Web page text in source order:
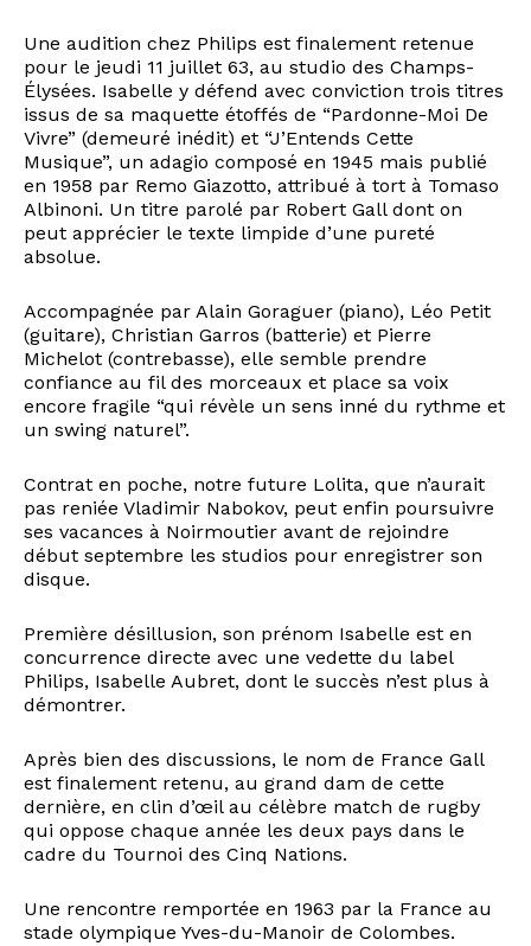
Une audition chez Philips est finalement retenue
pour le jeudi 11 juillet 63, au studio des Champs-
Élysées. Isabelle y défend avec conviction trois titres
issus de sa maquette étoffés de “Pardonne-Moi De
Vivre” (demeuré inédit) et “J’Entends Cette
Musique”, un adagio composé en 1945 mais publié
en 1958 par Remo Giazotto, attribué à tort à Tomaso
Albinoni. Un titre parolé par Robert Gall dont on
peut apprécier le texte limpide d’une pureté
absolue.
Accompagnée par Alain Goraguer (piano), Léo Petit
(guitare), Christian Garros (batterie) et Pierre
Michelot (contrebasse), elle semble prendre
confiance au fil des morceaux et place sa voix
encore fragile “qui révèle un sens inné du rythme et
un swing naturel”.
Contrat en poche, notre future Lolita, que n’aurait
pas reniée Vladimir Nabokov, peut enfin poursuivre
ses vacances à Noirmoutier avant de rejoindre
début septembre les studios pour enregistrer son
disque.
Première désillusion, son prénom Isabelle est en
concurrence directe avec une vedette du label
Philips, Isabelle Aubret, dont le succès n’est plus à
démontrer.
Après bien des discussions, le nom de France Gall
est finalement retenu, au grand dam de cette
dernière, en clin d’œil au célèbre match de rugby
qui oppose chaque année les deux pays dans le
cadre du Tournoi des Cinq Nations.
Une rencontre remportée en 1963 par la France au
stade olympique Yves-du-Manoir de Colombes.